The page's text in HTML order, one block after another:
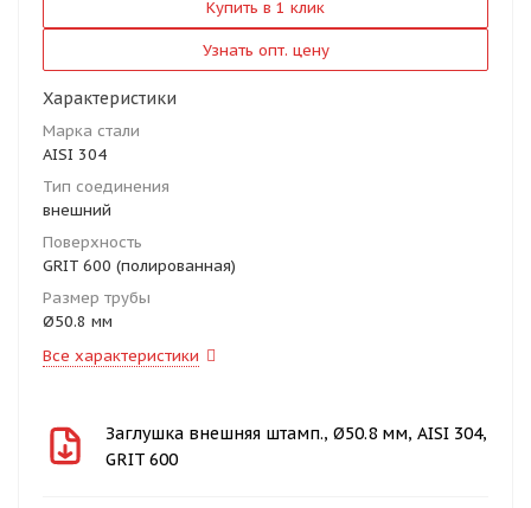
Купить в 1 клик
Узнать опт. цену
Характеристики
Марка стали
AISI 304
Тип соединения
внешний
Поверхность
GRIT 600 (полированная)
Размер трубы
Ø50.8 мм
Все характеристики
Заглушка внешняя штамп., Ø50.8 мм, AISI 304,
GRIT 600